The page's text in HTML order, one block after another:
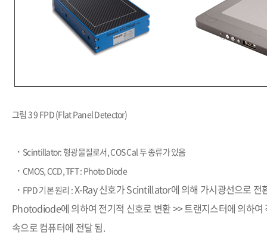
그림 3 9 FPD (Flat Panel Detector)
​· Scintillator: 형광물질로서, COS Cal 두 종류가 있음
​·CMOS, CCD, TFT : Photo Diode
​· FPD 기본 원리 :X-Ray 신호가 Scintillator에 의해 가시광선으로 전
Photodiode에 의하여 전기적 신호로 변환 >> 트랜지스터에 의하여
속으로 컴퓨터에 전달 됨.